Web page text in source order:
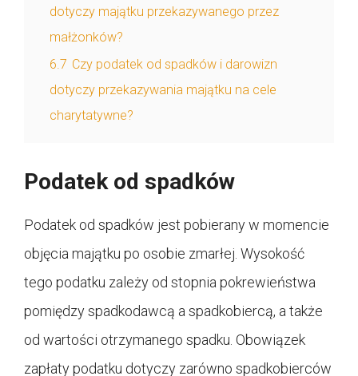
dotyczy majątku przekazywanego przez
małżonków?
6.7 Czy podatek od spadków i darowizn
dotyczy przekazywania majątku na cele
charytatywne?
Podatek od spadków
Podatek od spadków jest pobierany w momencie
objęcia majątku po osobie zmarłej. Wysokość
tego podatku zależy od stopnia pokrewieństwa
pomiędzy spadkodawcą a spadkobiercą, a także
od wartości otrzymanego spadku. Obowiązek
zapłaty podatku dotyczy zarówno spadkobierców